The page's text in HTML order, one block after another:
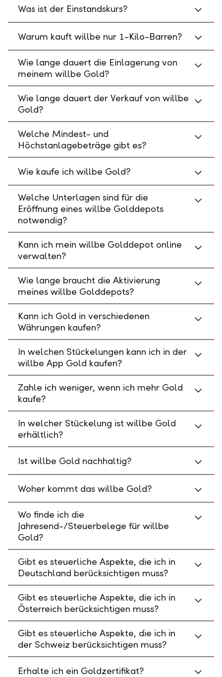
Was ist der Einstandskurs?
Warum kauft willbe nur 1-Kilo-Barren?
Wie lange dauert die Einlagerung von
meinem willbe Gold?
Wie lange dauert der Verkauf von willbe
Gold?
Welche Mindest- und
Höchstanlagebeträge gibt es?
Wie kaufe ich willbe Gold?
Welche Unterlagen sind für die
Eröffnung eines willbe Golddepots
notwendig?
Kann ich mein willbe Golddepot online
verwalten?
Wie lange braucht die Aktivierung
meines willbe Golddepots?
Kann ich Gold in verschiedenen
Währungen kaufen?
In welchen Stückelungen kann ich in der
willbe App Gold kaufen?
Zahle ich weniger, wenn ich mehr Gold
kaufe?
In welcher Stückelung ist willbe Gold
erhältlich?
Ist willbe Gold nachhaltig?
Woher kommt das willbe Gold?
Wo finde ich die
Jahresend-/Steuerbelege für willbe
Gold?
Gibt es steuerliche Aspekte, die ich in
Deutschland berücksichtigen muss?
Gibt es steuerliche Aspekte, die ich in
Österreich berücksichtigen muss?
Gibt es steuerliche Aspekte, die ich in
der Schweiz berücksichtigen muss?
Erhalte ich ein Goldzertifikat?